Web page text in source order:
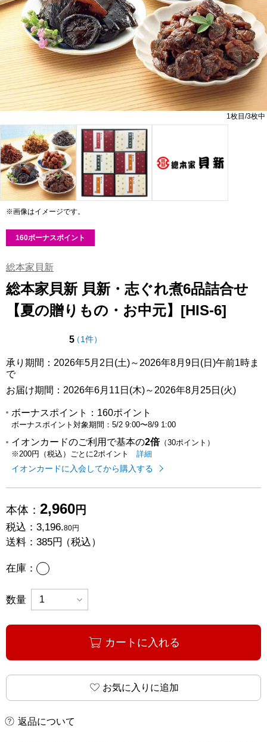
1枚目/3枚中
※画像はイメージです。
160ボーナスポイント
総本家貝新
総本家貝新 貝新・志ぐれ煮6品詰合せ
【夏の贈りもの・お中元】[HIS-6]
5点（5点満点中）
（1件の評価
）
承り期間：2026年5月2日(土)～2026年8月9日(日)午前1時ま
で
お届け期間：2026年6月11日(木)～2026年8月25日(火)
ボーナスポイント： 160ポイント
ボーナスポイント対象期間： 5/2 9:00〜8/9 1:00
イオンカードのご利用で基本の2倍（30ポイント）
※200円（税込）ごとに2ポイント
イオンカードのご利用でたまるポイ
詳細
イオンカードに入会してから購入する
本体： 2,960円
税込： 3,196.80円
送料： 385円（税込）
在庫： あり
数量
カートに入れる
お気に入りに追加
返品について